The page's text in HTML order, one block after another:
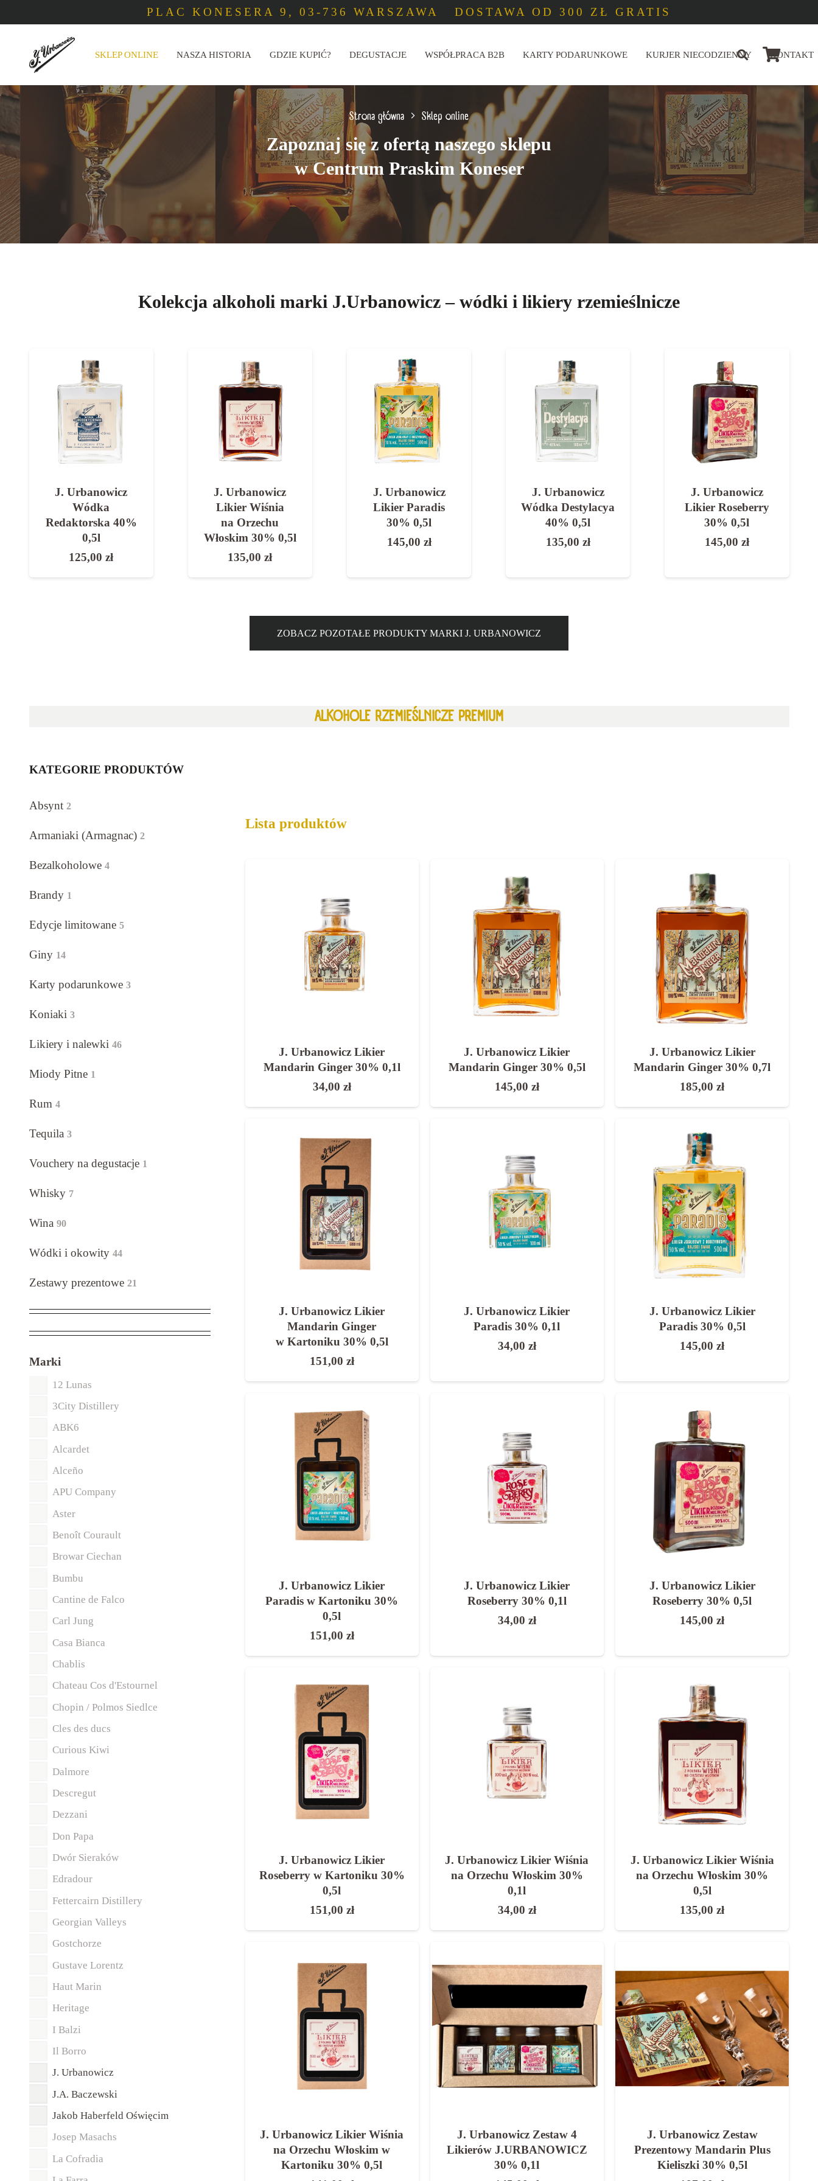
PLAC KONESERA 9, 03-736 WARSZAWA DOSTAWA OD 300 ZŁ GRATIS
SKLEP ONLINE NASZA HISTORIA GDZIE KUPIĆ? DEGUSTACJE WSPÓŁPRACA B2B KARTY PODARUNKOWE KURJER NIECODZIENNY KONTAKT
Strona główna Sklep online
Zapoznaj się z ofertą naszego sklepu
w Centrum Praskim Koneser
Kolekcja alkoholi marki J.Urbanowicz – wódki i likiery rzemieślnicze
J. Urbanowicz
Likier Wiśnia
na Orzechu
Włoskim 30% 0,5l
135,00zł
J. Urbanowicz
Likier Paradis
30% 0,5l
145,00zł
J. Urbanowicz
Wódka Destylacya
40% 0,5l
135,00 zł
J. Urbanowicz
Likier Roseberry
30% 0,5l
145,00 zł
J. Urbanowicz
Likier Mandarin
Ginger 30% 0,5l
145,00zł
ZOBACZ POZOTAŁE PRODUKTY MARKI J. URBANOWICZ
ALKOHOLE RZEMIEŚLNICZE PREMIUM
KATEGORIE PRODUKTÓW
Absynt 2
Armaniaki (Armagnac) 2
Bezalkoholowe 4
Brandy 1
Edycje limitowane 5
Giny 14
Karty podarunkowe 3
Koniaki 3
Likiery i nalewki 46
Miody Pitne 1
Rum 4
Tequila 3
Vouchery na degustacje 1
Whisky 7
Wina 90
Wódki i okowity 44
Zestawy prezentowe 21
Marki
12 Lunas
3City Distillery
ABK6
Alcardet
Alceño
APU Company
Aster
Benoît Courault
Browar Ciechan
Bumbu
Cantine de Falco
Carl Jung
Casa Bianca
Chablis
Chateau Cos d'Estournel
Chopin / Polmos Siedlce
Cles des ducs
Curious Kiwi
Dalmore
Descregut
Dezzani
Don Papa
Dwór Sieraków
Edradour
Fettercairn Distillery
Georgian Valleys
Gostchorze
Gustave Lorentz
Haut Marin
Heritage
I Balzi
Il Borro
J. Urbanowicz
J.A. Baczewski
Jakob Haberfeld Oświęcim
Josep Masachs
La Cofradia
Lista produktów
J. Urbanowicz Likier
Mandarin Ginger 30% 0,1l
34,00 zł
J. Urbanowicz Likier
Mandarin Ginger 30% 0,5l
145,00 zł
J. Urbanowicz Likier
Mandarin Ginger 30% 0,7l
185,00zł
J. Urbanowicz Likier
Mandarin Ginger
w Kartoniku 30% 0,5l
151,00 zł
J. Urbanowicz Likier
Paradis 30% 0,1l
34,00 zł
J. Urbanowicz Likier
Paradis 30% 0,5l
145,00zł
J. Urbanowicz Likier
Paradis w Kartoniku 30%
0,5l
151,00 zł
J. Urbanowicz Likier
Roseberry 30% 0,1l
34,00 zł
J. Urbanowicz Likier
Roseberry 30% 0,5l
145,00zł
J. Urbanowicz Likier
Roseberry w Kartoniku 30%
0,5l
151,00 zł
J. Urbanowicz Likier Wiśnia
na Orzechu Włoskim 30%
0,1l
34,00 zł
J. Urbanowicz Likier Wiśnia
na Orzechu Włoskim 30%
0,5l
135,00zł
J. Urbanowicz Likier Wiśnia
na Orzechu Włoskim w
Kartoniku 30% 0,5l
J. Urbanowicz Zestaw 4
Likierów J.URBANOWICZ
30% 0,1l
J. Urbanowicz Zestaw
Prezentowy Mandarin Plus
Kieliszki 30% 0,5l